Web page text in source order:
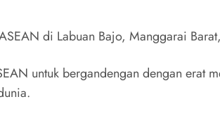
di Labuan Bajo, Manggarai
untuk bergandengan dengan erat